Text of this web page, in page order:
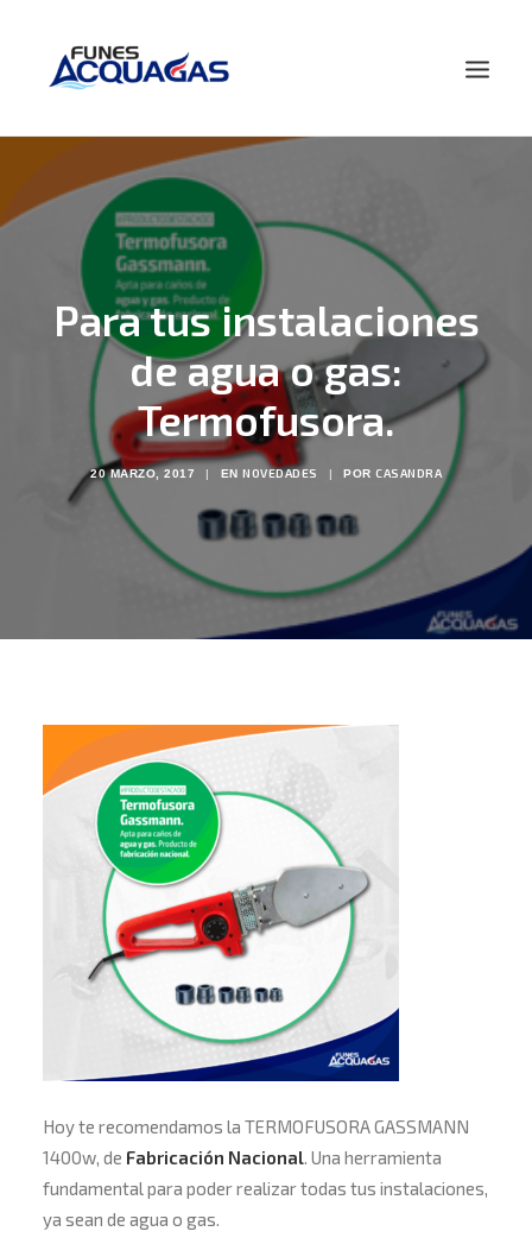
HOME
NOSOTROS
PRODUCTOS
NOVEDADES
CONTACTO
BUSCAR
Para tus instalaciones
de agua o gas:
Termofusora.
20 MARZO, 2017 | EN NOVEDADES | POR CASANDRA
Hoy te recomendamos la TERMOFUSORA GASSMANN
1400w, de Fabricación Nacional. Una herramienta
fundamental para poder realizar todas tus instalaciones,
ya sean de agua o gas.